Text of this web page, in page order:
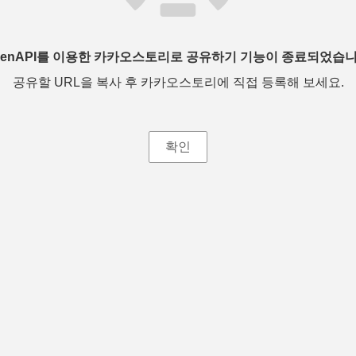
를 이용한 카카오스토리로 공유하기 기능이 종료되었습
공유할 URL을 복사 후 카카오스토리에 직접 등록해 보세요.
확인